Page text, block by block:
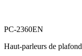
PC-2360EN
Haut-parleurs de plafond